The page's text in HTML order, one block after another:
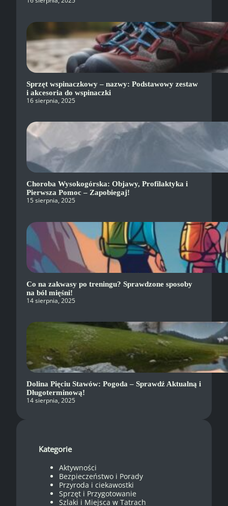
Sprzęt wspinaczkowy – nazwy: Podstawowy zestaw
i akcesoria do wspinaczki
16 sierpnia, 2025
Choroba Wysokogórska: Objawy, Profilaktyka i
Pierwsza Pomoc – Zapobiegaj!
15 sierpnia, 2025
Co na zakwasy po treningu? Sprawdzone sposoby
na ból mięśni!
14 sierpnia, 2025
Dolina Pięciu Stawów: Pogoda – Sprawdź Aktualną i
Długoterminową!
14 sierpnia, 2025
Kategorie
Aktywności
Bezpieczeństwo i Porady
Przyroda i ciekawostki
Sprzęt i Przygotowanie
Szlaki i Miejsca w Tatrach